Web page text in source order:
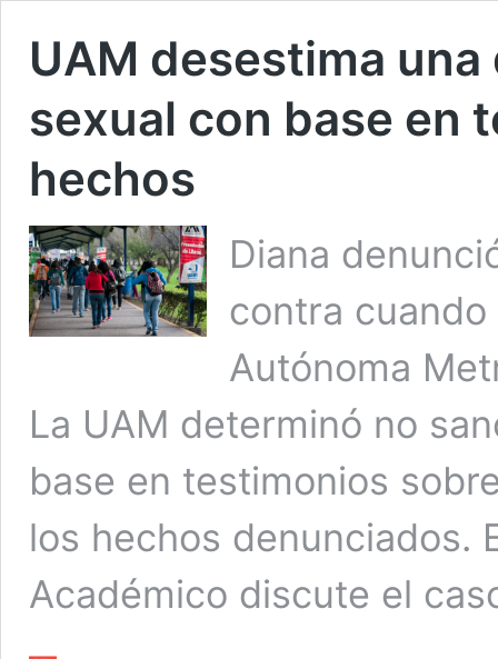
UAM desestima
sexual con base en
hechos
Diana
contra
Autónoma
La UAM determinó no
base en testimonios
los hechos denunciados.
Académico discute el